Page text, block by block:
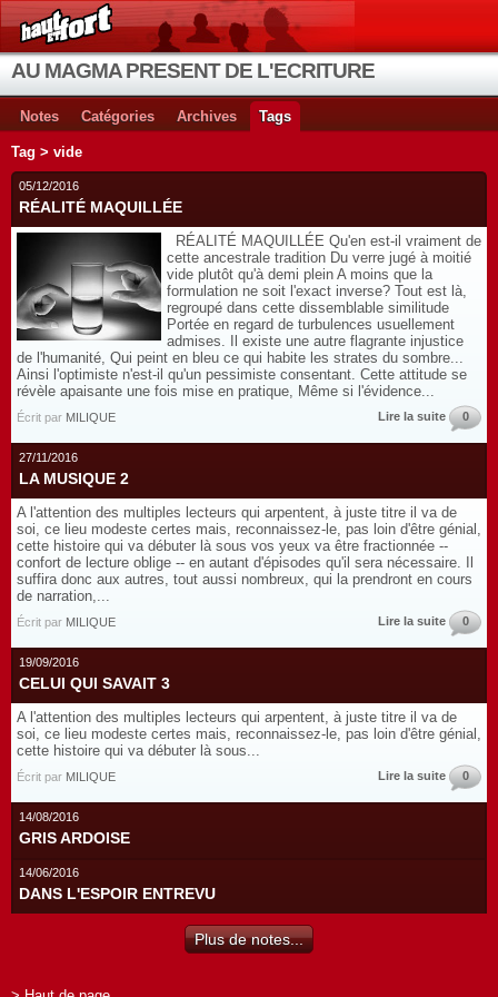
AU MAGMA PRESENT DE L'ECRITURE
Notes Catégories Archives Tags
Tag > vide
05/12/2016
RÉALITÉ MAQUILLÉE
RÉALITÉ MAQUILLÉE Qu'en est-il vraiment de
cette ancestrale tradition Du verre jugé à moitié
vide plutôt qu'à demi plein A moins que la
formulation ne soit l'exact inverse? Tout est là,
regroupé dans cette dissemblable similitude
Portée en regard de turbulences usuellement
admises. Il existe une autre flagrante injustice
de l'humanité, Qui peint en bleu ce qui habite les strates du sombre...
Ainsi l'optimiste n'est-il qu'un pessimiste consentant. Cette attitude se
révèle apaisante une fois mise en pratique, Même si l'évidence...
Écrit par MILIQUE Lire la suite 0
27/11/2016
LA MUSIQUE 2
A l'attention des multiples lecteurs qui arpentent, à juste titre il va de
soi, ce lieu modeste certes mais, reconnaissez-le, pas loin d'être génial,
cette histoire qui va débuter là sous vos yeux va être fractionnée --
confort de lecture oblige -- en autant d'épisodes qu'il sera nécessaire. Il
suffira donc aux autres, tout aussi nombreux, qui la prendront en cours
de narration,...
Écrit par MILIQUE Lire la suite 0
19/09/2016
CELUI QUI SAVAIT 3
A l'attention des multiples lecteurs qui arpentent, à juste titre il va de
soi, ce lieu modeste certes mais, reconnaissez-le, pas loin d'être génial,
cette histoire qui va débuter là sous...
Écrit par MILIQUE Lire la suite 0
14/08/2016
GRIS ARDOISE
14/06/2016
DANS L'ESPOIR ENTREVU
Plus de notes...